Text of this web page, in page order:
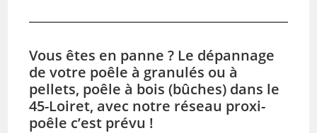
Vous êtes en panne ? Le dépannage
de votre poêle à granulés ou à
pellets, poêle à bois (bûches) dans le
45-Loiret, avec notre réseau proxi-
poêle c’est prévu !